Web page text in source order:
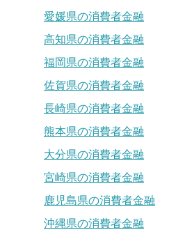
愛媛県の消費者金融
高知県の消費者金融
福岡県の消費者金融
佐賀県の消費者金融
長崎県の消費者金融
熊本県の消費者金融
大分県の消費者金融
宮崎県の消費者金融
鹿児島県の消費者金融
沖縄県の消費者金融